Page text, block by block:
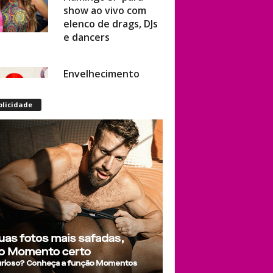
elenco de drags, DJs
e dancers
acelerado: pessoas
real, aponta
relatório
internacional
Gay de 62 anos
relembra quando,
aos 15, foi garoto de
programa por
quatro meses sem
saber: “Idiotice da
minha parte”